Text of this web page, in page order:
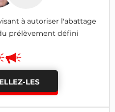
à autoriser l'abattage
prélèvement défini
LES